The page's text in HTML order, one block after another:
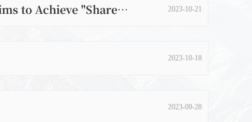
2023年第二届ASEAN-PLUS Group会议 | Zhou Hanmin：Cooperation for Win-Win, China Aims to Achieve "Shared Prosperity" in RCEP Cooperation 2023-10-21
2023-10-18
2023-09-28